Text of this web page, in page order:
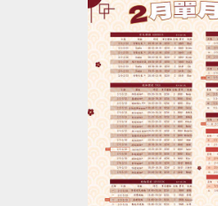
【舊生定義】
報名完整1-2月期課、2月單
且開班成功，無中途退費之
2/11-2/28 不分新舊生
APP報名享95折優惠